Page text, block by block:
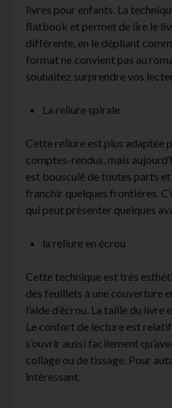
livres pour enfants. La
flatbook et permet de lire le
différente, en le dépliant
format ne convient pas au
souhaitez surprendre vos
La reliure spirale
Cette reliure est plus adaptée
comptes-rendus, mais
est bousculé de toutes parts
franchir quelques frontières.
qui peut présenter quelques
la reliure en écrou
Cette technique est très
des feuillets à une couverture
l’aide d’écrou. La taille du
Le confort de lecture est
s’ouvrir aussi facilement
collage ou de tissage. Pour
intéressant.